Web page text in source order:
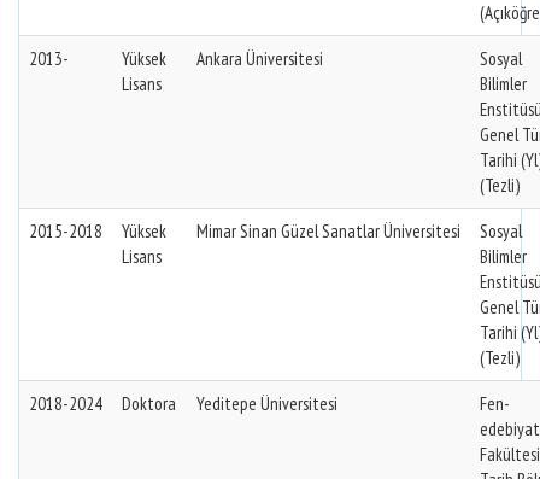
2013-
Yüksek
Lisans
Ankara Üniversitesi
Sosyal
Bilimler
Genel
Tarihi
(Tezli)
2015-2018
Yüksek
Lisans
Mimar Sinan Güzel Sanatlar Üniversitesi
Sosyal
Bilimler
Genel
Tarihi
(Tezli)
2018-2024
Doktora Yeditepe Üniversitesi
Fen-
edebiyat